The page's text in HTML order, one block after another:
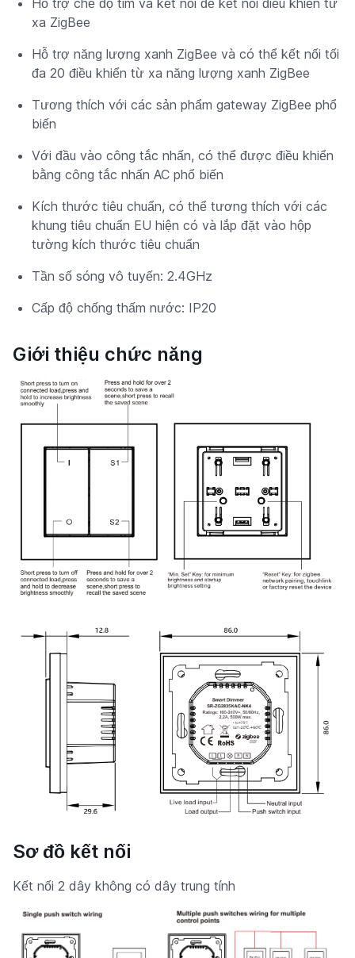
Hỗ trợ chế độ tìm và kết nối để kết nối điều khiển từ
xa ZigBee
Hỗ trợ năng lượng xanh ZigBee và có thể kết nối tối
đa 20 điều khiển từ xa năng lượng xanh ZigBee
Tương thích với các sản phẩm gateway ZigBee phổ
biến
Với đầu vào công tắc nhấn, có thể được điều khiển
bằng công tắc nhấn AC phổ biến
Kích thước tiêu chuẩn, có thể tương thích với các
khung tiêu chuẩn EU hiện có và lắp đặt vào hộp
tường kích thước tiêu chuẩn
Tần số sóng vô tuyến: 2.4GHz
Cấp độ chống thấm nước: IP20
Giới thiệu chức năng
Sơ đồ kết nối
Kết nối 2 dây không có dây trung tính